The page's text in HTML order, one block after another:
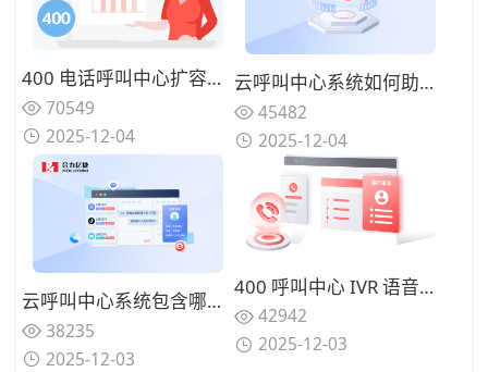
400 电话呼叫中心扩容：应对季度业务高峰弹性计费策略
70549
2025-12-04
云呼叫中心系统如何助力企业降低客服运营成本？
45482
2025-12-04
云呼叫中心系统包含哪些核心功能？能否满足企业全场景需求？
38235
2025-12-03
400 呼叫中心 IVR 语音导航：电商售后 15 个常见问题分流设计
42942
2025-12-03